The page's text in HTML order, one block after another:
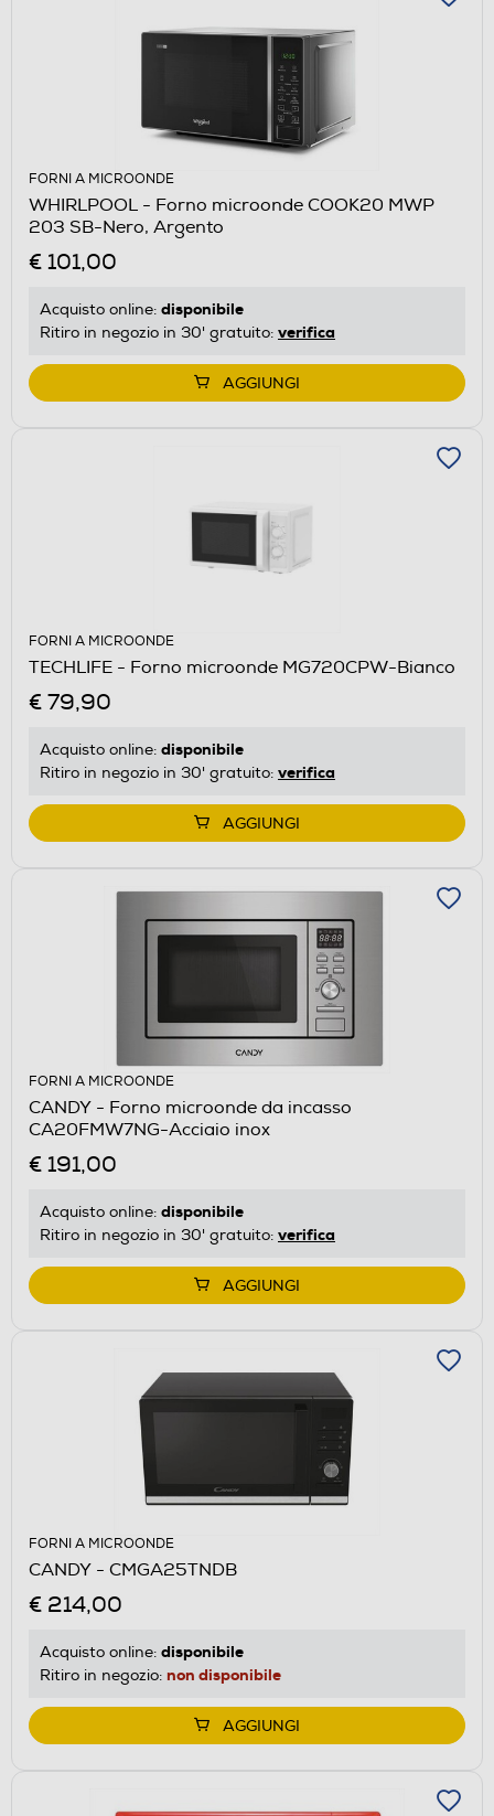
FORNI A MICROONDE
WHIRLPOOL - Forno microonde COOK20 MWP
203 SB-Nero, Argento
€ 101,00
Acquisto online: disponibile
Ritiro in negozio in 30' gratuito: verifica
AGGIUNGI
FORNI A MICROONDE
TECHLIFE - Forno microonde MG720CPW-Bianco
€ 79,90
Acquisto online: disponibile
Ritiro in negozio in 30' gratuito: verifica
AGGIUNGI
FORNI A MICROONDE
CANDY - Forno microonde da incasso
CA20FMW7NG-Acciaio inox
€ 191,00
Acquisto online: disponibile
Ritiro in negozio in 30' gratuito: verifica
AGGIUNGI
FORNI A MICROONDE
CANDY - CMGA25TNDB
€ 214,00
Acquisto online: disponibile
Ritiro in negozio: non disponibile
AGGIUNGI